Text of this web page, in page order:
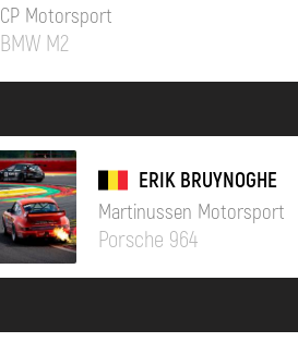
CP Motorsport
BMW M2
ERIK BRUYNOGHE
Martinussen Motorsport
Porsche 964